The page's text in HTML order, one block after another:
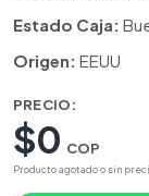
Estado Caja:
Origen: EEUU
PRECIO:
$0 COP
Producto agotado o sin